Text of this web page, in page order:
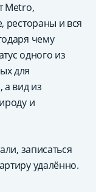
Metro,
рестораны и вся
чему
одного из
для
вид из
и
записаться
удалённо.